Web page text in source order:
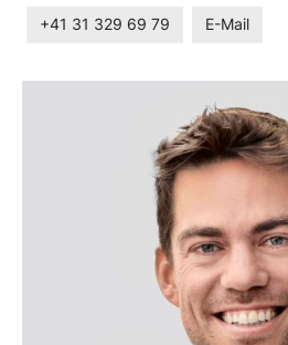
+41 31 329 69 79 E-Mail